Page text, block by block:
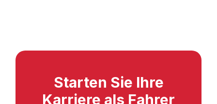
Starten Sie Ihre
Karriere als Fahrer